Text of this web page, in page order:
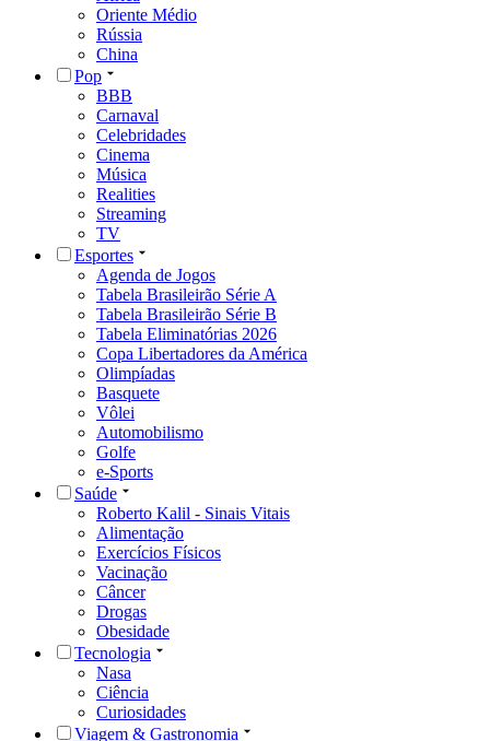
Oriente Médio
Rússia
China
Pop
BBB
Carnaval
Celebridades
Cinema
Música
Realities
Streaming
TV
Esportes
Agenda de Jogos
Tabela Brasileirão Série A
Tabela Brasileirão Série B
Tabela Eliminatórias 2026
Copa Libertadores da América
Olimpíadas
Basquete
Vôlei
Automobilismo
Golfe
e-Sports
Saúde
Roberto Kalil - Sinais Vitais
Alimentação
Exercícios Físicos
Vacinação
Câncer
Drogas
Obesidade
Tecnologia
Nasa
Ciência
Curiosidades
Viagem & Gastronomia